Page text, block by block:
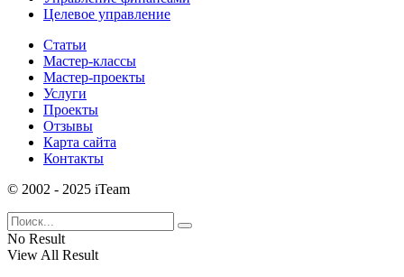
Целевое управление
Статьи
Мастер-классы
Мастер-проекты
Услуги
Проекты
Отзывы
Карта сайта
Контакты
© 2002 - 2025 iTeam
No Result
View All Result